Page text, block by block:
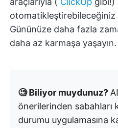
otomatikleştirebileceğiniz
Gününüze daha fazla
daha az karmaşa
🧐 Biliyor muydunuz?
önerilerinden sabahları
durumu uygulamasına